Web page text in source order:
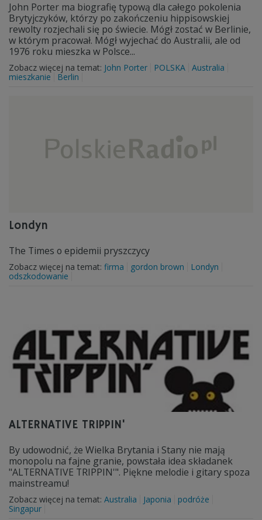
John Porter ma biografię typową dla całego pokolenia
Brytyjczyków, którzy po zakończeniu hippisowskiej
rewolty rozjechali się po świecie. Mógł zostać w Berlinie,
w którym pracował. Mógł wyjechać do Australii, ale od
1976 roku mieszka w Polsce...
Zobacz więcej na temat: John Porter POLSKA Australia
mieszkanie
Berlin
Londyn
The Times o epidemii pryszczycy
Zobacz więcej na temat: firma gordon brown
Londyn
odszkodowanie
ALTERNATIVE TRIPPIN'
By udowodnić, że Wielka Brytania i Stany nie mają
monopolu na fajne granie, powstała idea składanek
"ALTERNATIVE TRIPPIN'". Piękne melodie i gitary spoza
mainstreamu!
Zobacz więcej na temat: Australia Japonia
podróże
Singapur